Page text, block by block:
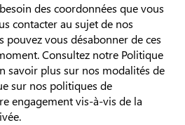
des coordonnées que vous
contacter au sujet de nos
pouvez vous désabonner de ces
Consultez notre Politique
savoir plus sur nos modalités de
sur nos politiques de
engagement vis-à-vis de la